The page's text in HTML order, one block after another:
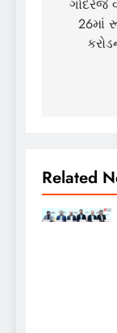
ગોદરેજે
26માં
Related